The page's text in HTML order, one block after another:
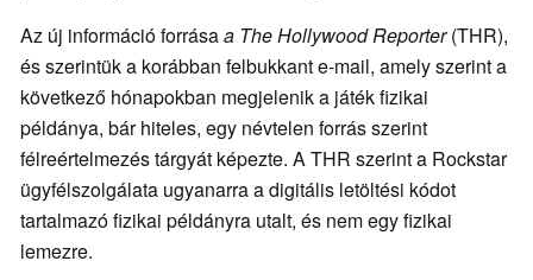
Az új információ forrásaa The Hollywood Reporter(THR),
és szerintük a korábban felbukkant e-mail, amely szerint a
következő hónapokban megjelenik a játék fizikai
példánya, bár hiteles, egy névtelen forrás szerint
félreértelmezés tárgyát képezte. A THR szerint a Rockstar
ügyfélszolgálata ugyanarra a digitális letöltési kódot
tartalmazó fizikai példányra utalt, és nem egy fizikai
lemezre.